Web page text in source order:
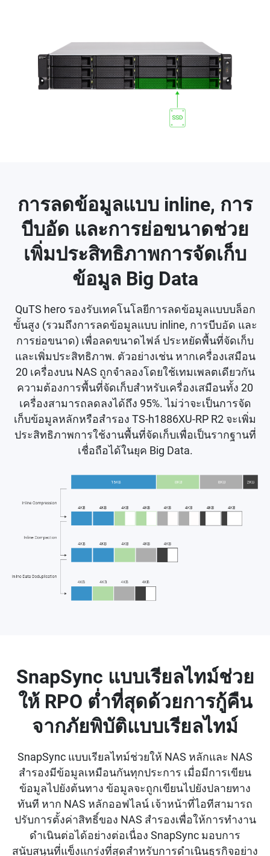
การลดข้อมูลแบบ inline, การ
บีบอัด และการย่อขนาดช่วย
เพิ่มประสิทธิภาพการจัดเก็บ
ข้อมูล Big Data
QuTS hero รองรับเทคโนโลยีการลดข้อมูลแบบบล็อก
ขั้นสูง (รวมถึงการลดข้อมูลแบบ inline, การบีบอัด และ
การย่อขนาด) เพื่อลดขนาดไฟล์ ประหยัดพื้นที่จัดเก็บ
และเพิ่มประสิทธิภาพ. ตัวอย่างเช่น หากเครื่องเสมือน
20 เครื่องบน NAS ถูกจำลองโดยใช้เทมเพลตเดียวกัน
ความต้องการพื้นที่จัดเก็บสำหรับเครื่องเสมือนทั้ง 20
เครื่องสามารถลดลงได้ถึง 95%. ไม่ว่าจะเป็นการจัด
เก็บข้อมูลหลักหรือสำรอง TS-h1886XU-RP R2 จะเพิ่ม
ประสิทธิภาพการใช้งานพื้นที่จัดเก็บเพื่อเป็นรากฐานที่
เชื่อถือได้ในยุค Big Data.
SnapSync แบบเรียลไทม์ช่วย
ให้ RPO ต่ำที่สุดด้วยการกู้คืน
จากภัยพิบัติแบบเรียลไทม์
SnapSync แบบเรียลไทม์ช่วยให้ NAS หลักและ NAS
สำรองมีข้อมูลเหมือนกันทุกประการ เมื่อมีการเขียน
ข้อมูลไปยังต้นทาง ข้อมูลจะถูกเขียนไปยังปลายทาง
ทันที หาก NAS หลักออฟไลน์ เจ้าหน้าที่ไอทีสามารถ
ปรับการตั้งค่าสิทธิ์ของ NAS สำรองเพื่อให้การทำงาน
ดำเนินต่อได้อย่างต่อเนื่อง SnapSync มอบการ
สนับสนุนที่แข็งแกร่งที่สุดสำหรับการดำเนินธุรกิจอย่าง